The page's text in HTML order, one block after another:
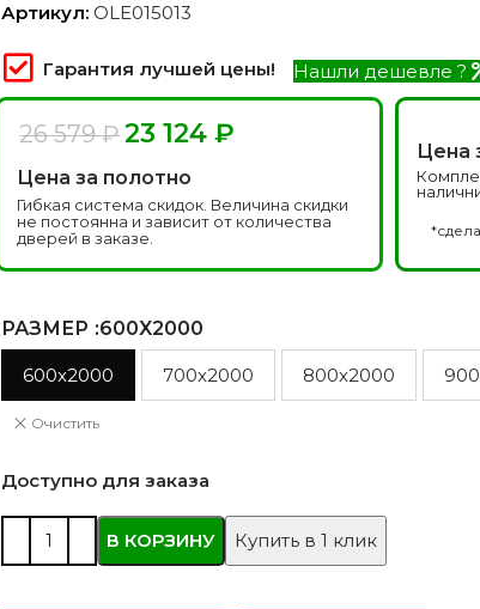
2744 моделей 5 моделей
4 модели
Артикул: OLE015013
Гарантия лучшей цены! Нашли дешевле ?
26 579₽23 124₽
Цена за полотно
Гибкая система скидок. Величина скидки
не постоянна и зависит от количества
дверей в заказе.
Цена
РАЗМЕР :600X2000
600x2000 700x2000 800x2000
Очистить
Доступно для заказа
В КОРЗИНУ Купить в 1 клик